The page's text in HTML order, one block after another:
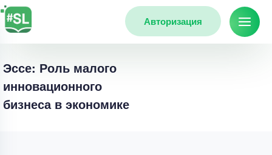
Авторизация
Эссе: Роль малого
инновационного
бизнеса в экономике